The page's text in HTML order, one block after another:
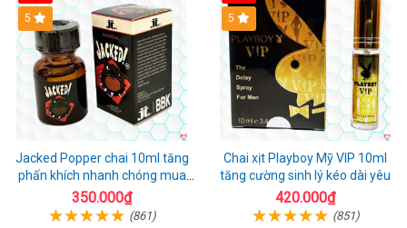
5
Jacked Popper chai 10ml tăng
phấn khích nhanh chóng mua
ngay
350.000₫
(861)
5
Chai xịt Playboy Mỹ VIP 10ml
tăng cường sinh lý kéo dài yêu
420.000₫
(851)